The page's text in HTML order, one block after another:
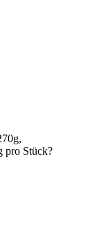
pro Stück?